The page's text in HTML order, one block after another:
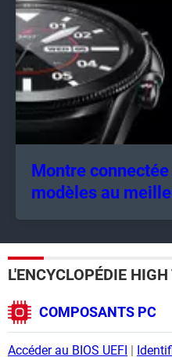
Montre
modèles au
L'ENCYCLOPÉDIE HIGH
COMPOSANTS PC
Accéder au BIOS UEFI